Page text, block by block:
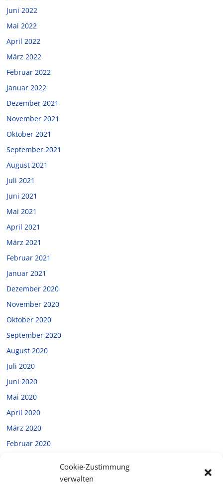
Cookie-Zustimmung
verwalten
Juni 2022
Mai 2022
April 2022
März 2022
Februar 2022
Januar 2022
Dezember 2021
November 2021
Oktober 2021
September 2021
August 2021
Juli 2021
Juni 2021
Mai 2021
April 2021
März 2021
Februar 2021
Januar 2021
Dezember 2020
November 2020
Oktober 2020
September 2020
August 2020
Juli 2020
Juni 2020
Mai 2020
April 2020
März 2020
Februar 2020